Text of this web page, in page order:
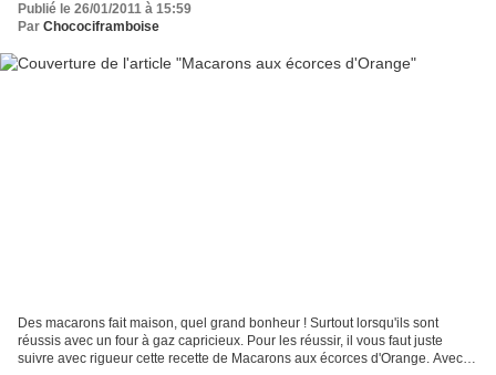
Publié le 26/01/2011 à 15:59
Par Chocociframboise
Des macarons fait maison, quel grand bonheur ! Surtout lorsqu'ils sont
réussis avec un four à gaz capricieux. Pour les réussir, il vous faut juste
suivre avec rigueur cette recette de Macarons aux écorces d'Orange. Avec